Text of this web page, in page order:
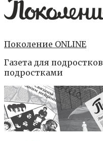
Поколение ONLINE
Газета для
подростками